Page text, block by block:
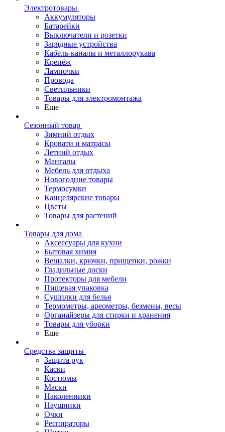
Электротовары
Аккумуляторы
Батарейки
Выключатели и розетки
Зарядные устройства
Кабель-каналы и металлорукава
Крепёж
Лампочки
Провода
Светильники
Товары для электромонтажа
Еще
Сезонный товар
Зимний отдых
Кровати и матрасы
Летний отдых
Мангалы
Мебель для отдыха
Новогодние товары
Термосумки
Канцелярские товары
Цветы
Товары для растений
Товары для дома
Аксессуары для кухни
Бытовая химия
Вешалки, крючки, прищепки, рожки
Гладильные доски
Протекторы для мебели
Пищевая упаковка
Сушилки для белья
Термометры, ареометры, безмены, весы
Органайзеры для стирки и хранения
Товары для уборки
Еще
Средства защиты
Защита рук
Каски
Костюмы
Маски
Наколенники
Наушники
Очки
Респираторы